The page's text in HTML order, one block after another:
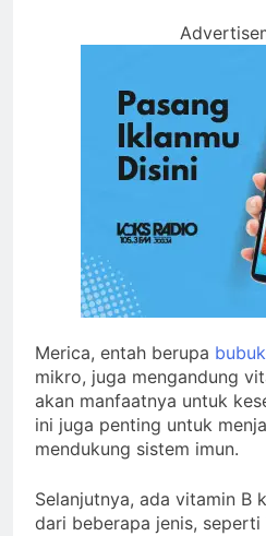
Merica, entah berupa
mikro, juga mengandung
akan manfaatnya untuk
ini juga penting untuk
mendukung sistem imun.
Selanjutnya, ada vitamin B
dari beberapa jenis, seperti